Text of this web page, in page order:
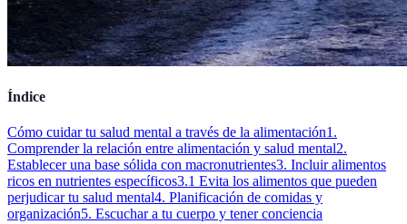
Índice
Cómo cuidar tu salud mental a través de la alimentación1.
Comprender la relación entre alimentación y salud mental2.
Establecer una base sólida con macronutrientes3. Incluir alimentos
ricos en nutrientes específicos3.1 Evita los alimentos que pueden
perjudicar tu salud mental4. Planificación de comidas y
organización5. Escuchar a tu cuerpo y tener conciencia